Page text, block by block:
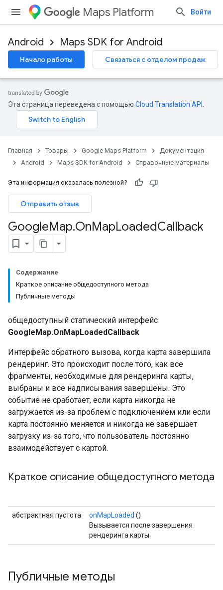
Maps Platform Войти
Android Maps SDK for Android
Начало работы Связаться с отделом продаж
Эта страница переведена с помощью Cloud Translation API
Главная Товары Google Maps Platform
Документация
Android
Maps SDK for Android Справочные материалы
Эта информация оказалась полезной?
Отправить отзыв
GoogleMap.OnMapLoadedCallback
Содержание
Краткое описание общедоступного метода
Публичные методы
общедоступный статический интерфейс
GoogleMap.OnMapLoadedCallback
Интерфейс обратного вызова, когда карта завершила
рендеринг. Это происходит после того, как все
фрагменты, необходимые для рендеринга карты,
выбраны и все надписывания завершены. Это
событие не сработает, если карта никогда не
загружается из-за проблем с подключением или если
карта постоянно меняется и никогда не завершает
загрузку из-за того, что пользователь постоянно
взаимодействует с картой.
Краткое описание общедоступного метода
абстрактная пустота onMapLoaded ()
Вызывается после завершения
рендеринга карты.
Публичные методы